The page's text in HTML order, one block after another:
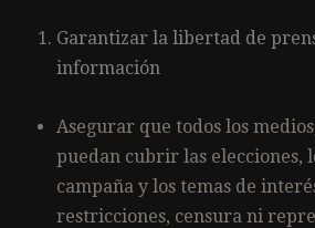
Garantizar la libertad de
información
Asegurar que todos los
puedan cubrir las elecciones,
campaña y los temas de
restricciones, censura ni